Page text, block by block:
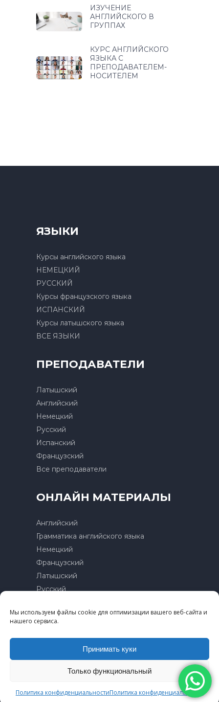
Мы используем файлы cookie для оптимизации вашего веб-сайта и
нашего сервиса.
Принимать куки
Только функциональный
Политика конфиденциальностиПолитика конфиденциальности
ИЗУЧЕНИЕ
АНГЛИЙСКОГО В
ГРУППАХ
КУРС АНГЛИЙСКОГО
ЯЗЫКА С
ПРЕПОДАВАТЕЛЕМ-
НОСИТЕЛЕМ
ЯЗЫКИ
Курсы английского языка
НЕМЕЦКИЙ
РУССКИЙ
Курсы французского языка
ИСПАНСКИЙ
Курсы латышского языка
ВСЕ ЯЗЫКИ
ПРЕПОДАВАТЕЛИ
Латышский
Английский
Немецкий
Русский
Испанский
Французский
Все преподаватели
ОНЛАЙН МАТЕРИАЛЫ
Английский
Грамматика английского языка
Немецкий
Французский
Латышский
Русский
Контакты